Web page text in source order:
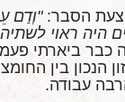
הסבר: "וְדַם
היה ראוי
כבר ביארתי
הנכון בין
עבודה.